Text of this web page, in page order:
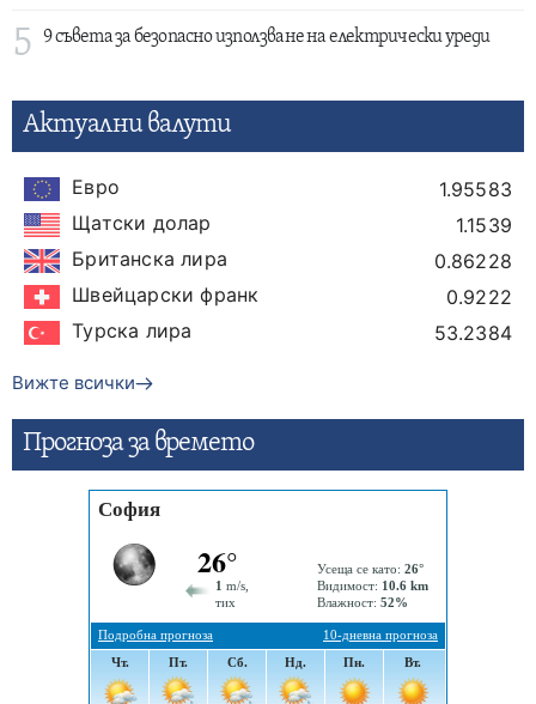
5 9 съвета за безопасно използване на електрически уреди
Актуални валути
Евро
1.95583
Щатски долар
1.1539
Британска лира
0.86228
Швейцарски франк
0.9222
Турска лира
53.2384
Вижте всички
Прогнозa за времето